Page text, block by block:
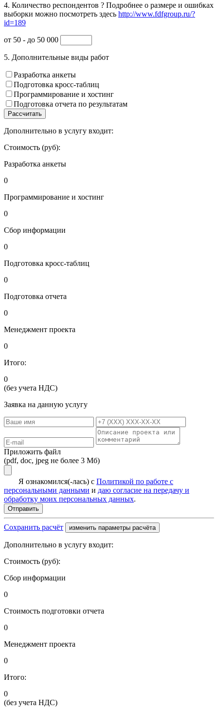
4. Количество респондентов ? Подробнее о размере и ошибках
выборки можно посмотреть здесь http://www.fdfgroup.ru/?
id=189
от 50 - до 50 000
5. Дополнительные виды работ
Разработка анкеты
Подготовка кросс-таблиц
Программирование и хостинг
Подготовка отчета по результатам
Рассчитать
Дополнительно в услугу входит:
Стоимость (руб):
Разработка анкеты
0
Программирование и хостинг
0
Сбор информации
0
Подготовка кросс-таблиц
0
Подготовка отчета
0
Менеджмент проекта
0
Итого:
0
(без учета НДС)
Заявка на данную услугу
Приложить файл
(pdf, doc, jpeg не более 3 Мб)
Я ознакомился(-лась) с Политикой по работе с
персональными данными и даю согласие на передачу и
обработку моих персональных данных.
Сохранить расчёт изменить параметры расчёта
Дополнительно в услугу входит:
Стоимость (руб):
Сбор информации
0
Стоимость подготовки отчета
0
Менеджмент проекта
0
Итого:
0
(без учета НДС)